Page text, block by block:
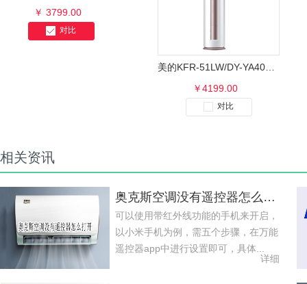
￥ 3799.00
对比
￥4199.00
对比
相关资讯
奥克斯空调没有遥控器怎么打开
可以使用带红外线功能的手机来开启，
以小米手机为例，需五个步骤，在万能
遥控器app中进行设置即可，具体...
详细